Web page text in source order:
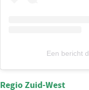
Een bericht
Regio Zuid-West